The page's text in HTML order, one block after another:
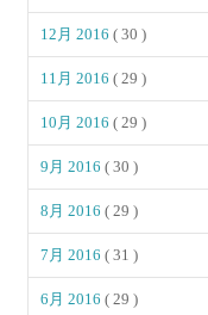
12月 2016( 30 )
11月 2016( 29 )
10月 2016( 29 )
9月 2016( 30 )
8月 2016( 29 )
7月 2016( 31 )
6月 2016( 29 )